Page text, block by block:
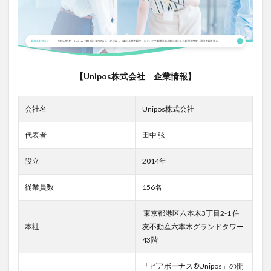
ス、
SaaS
ざま
なサ
ービ
トを
展開
する
【Unipos株式会社 企業情報】
会社名 Unipos株式会社
代表者 田中 弦
設立 2014年
従業員数 156名
本社
東京都港区六本木3丁目2-1 住
友不動産六本木グランドタワー
43階
「ピアボーナス®Unipos」の開